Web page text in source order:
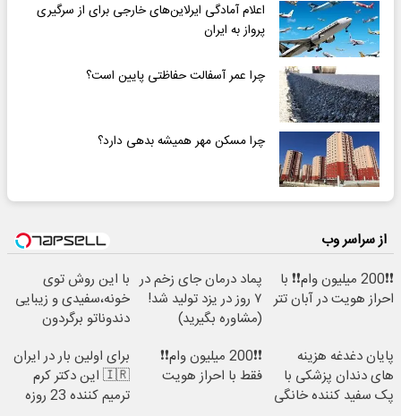
اعلام آمادگی ایرلاین‌های خارجی برای از سرگیری
پرواز به ایران
چرا عمر آسفالت حفاظتی پایین است؟
چرا مسکن مهر همیشه بدهی دارد؟
از سراسر وب
❗❗200 میلیون وام❗❗ با
احراز هویت در آبان تتر
پماد درمان جای زخم در
۷ روز در یزد تولید شد!
(مشاوره بگیرید)
با این روش توی
خونه،سفیدی و زیبایی
دندوناتو برگردون
پایان دغدغه هزینه
های دندان پزشکی با
پک سفید کننده خانگی
❗❗200 میلیون وام❗❗
فقط با احراز هویت
برای اولین بار در ایران
🇮🇷 این دکتر کرم
ترمیم کننده 23 روزه